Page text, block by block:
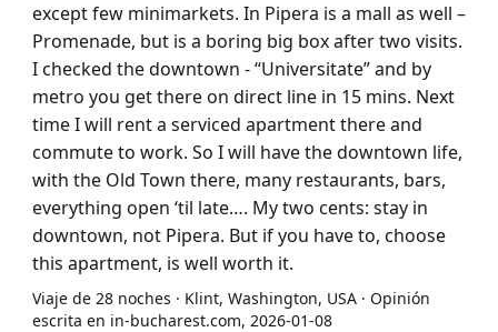
except few minimarkets. In Pipera is a mall as well –
Promenade, but is a boring big box after two visits.
I checked the downtown - “Universitate” and by
metro you get there on direct line in 15 mins. Next
time I will rent a serviced apartment there and
commute to work. So I will have the downtown life,
with the Old Town there, many restaurants, bars,
everything open ‘til late…. My two cents: stay in
downtown, not Pipera. But if you have to, choose
this apartment, is well worth it.
Viaje de 28 noches · Klint, Washington, USA · Opinión
escrita en in-bucharest.com, 2026-01-08